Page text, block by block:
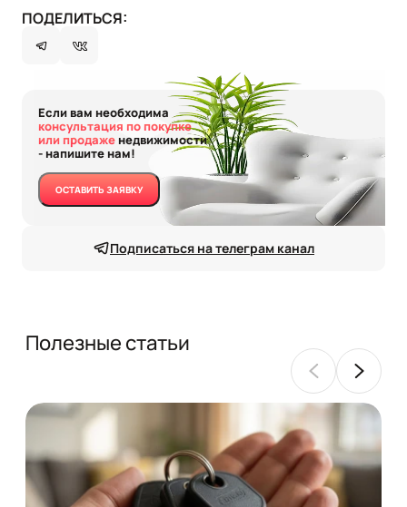
Если вам необходима
консультация по покупке
или продаженедвижимости
- напишите нам!
ОСТАВИТЬ ЗАЯВКУ
Подписаться на телеграм канал
ПОДЕЛИТЬСЯ:
Полезные статьи